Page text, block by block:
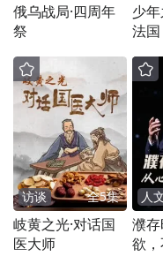
俄乌战局·四周年
祭
少
法国
访谈 全5集
岐黄之光·对话国
医大师
人
濮
欲